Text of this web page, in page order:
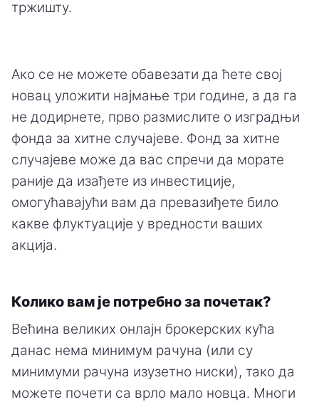
тржишту.
Ако се не можете обавезати да ћете свој
новац уложити најмање три године, а да га
не додирнете, прво размислите о изградњи
фонда за хитне случајеве. Фонд за хитне
случајеве може да вас спречи да морате
раније да изађете из инвестиције,
омогућавајући вам да превазиђете било
какве флуктуације у вредности ваших
акција.
Колико вам је потребно за почетак?
Већина великих онлајн брокерских кућа
данас нема минимум рачуна (или су
минимуми рачуна изузетно ниски), тако да
можете почети са врло мало новца. Многи